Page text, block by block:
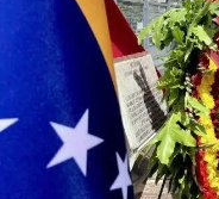
과
여
세